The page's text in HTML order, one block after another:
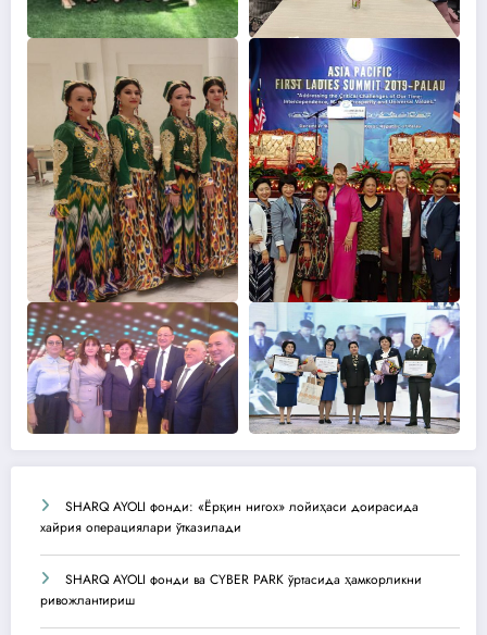
SHARQ AYOLI фонди: «Ёрқин нигох» лойиҳаси доирасида
хайрия операциялари ўтказилади
SHARQ AYOLI фонди ва CYBER PARK ўртасида ҳамкорликни
ривожлантириш